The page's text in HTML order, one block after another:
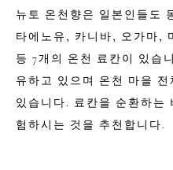
뉴토 온천향은 일본인들도
타에노유, 카니바, 오가마,
등 7개의 온천 료칸이 있습
유하고 있으며 온천 마을
있습니다. 료칸을 순환하는
험하시는 것을 추천합니다.